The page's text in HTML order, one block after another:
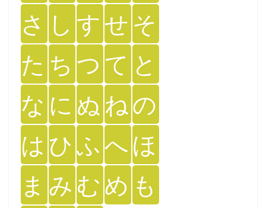
さ し すせ そ
た ち つ て と
な に ぬ ねの
は ひふへほ
ま み むめ も